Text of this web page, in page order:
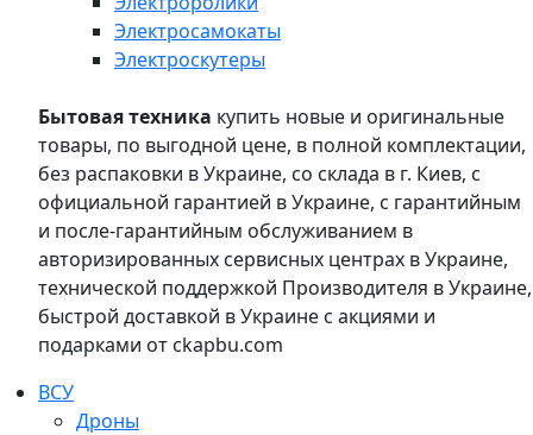
Электросамокаты
Электроскутеры
Бытовая техника купить новые и оригинальные
товары, по выгодной цене, в полной комплектации,
без распаковки в Украине, со склада в г. Киев, с
официальной гарантией в Украине, с гарантийным
и после-гарантийным обслуживанием в
авторизированных сервисных центрах в Украине,
технической поддержкой Производителя в Украине,
быстрой доставкой в Украине с акциями и
подарками от ckapbu.com
ВСУ
Дроны